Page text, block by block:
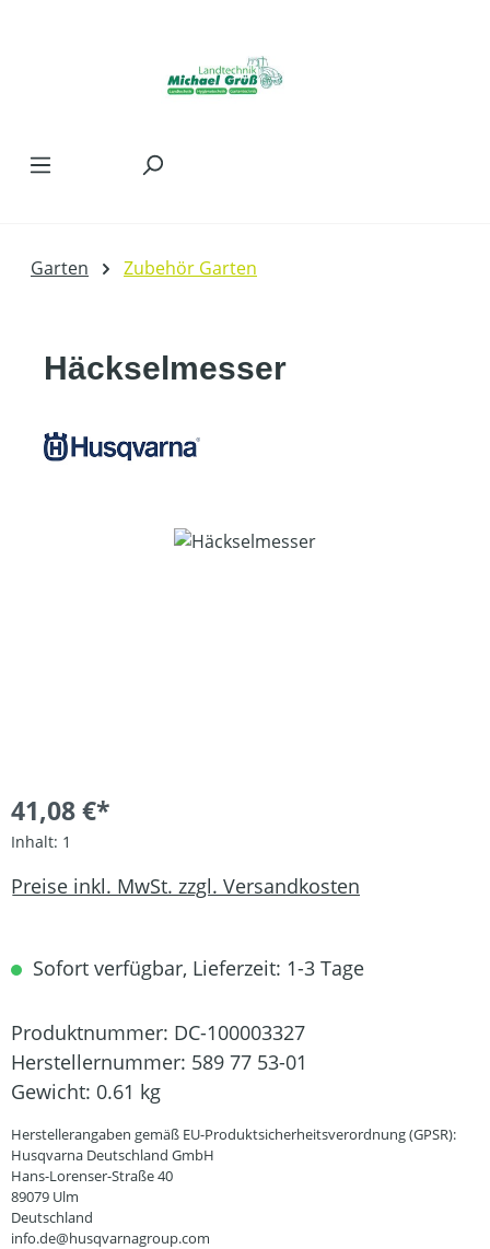
Garten Zubehör Garten
Häckselmesser
Bildergalerie überspringen
41,08 €*
Inhalt: 1
Preise inkl. MwSt. zzgl. Versandkosten
Sofort verfügbar, Lieferzeit: 1-3 Tage
Produktnummer: DC-100003327
Herstellernummer: 589 77 53-01
Gewicht: 0.61 kg
Herstellerangaben gemäß EU-Produktsicherheitsverordnung (GPSR):
Husqvarna Deutschland GmbH
Hans-Lorenser-Straße 40
89079 Ulm
Deutschland
info.de@husqvarnagroup.com